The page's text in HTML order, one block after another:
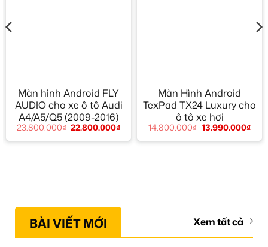
Màn hình Android FLY
AUDIO cho xe ô tô Audi
A4/A5/Q5 (2009-2016)
23.800.000₫ 22.800.000₫
Màn Hình Android
TexPad TX24 Luxury cho
ô tô xe hơi
14.800.000₫ 13.990.000₫
BÀI VIẾT MỚI Xem tất cả